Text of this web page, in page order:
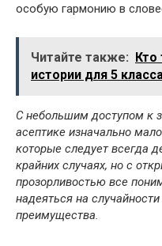
особую гармонию в
Читайте также: Кто
истории для 5 класса
С небольшим доступом к
асептике изначально
которые следует всегда
крайних случаях, но с
прозорливостью все
надеяться на
преимущества.